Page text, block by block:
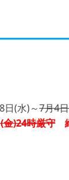
日(水)～7月4
金)24時厳守